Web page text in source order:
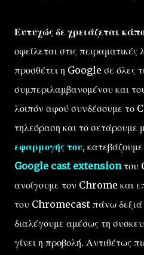
Ευτυχώς δε χρειάζεται
οφείλεται στις πειραματικές
προσθέτει η Google σε όλες
συμπεριλαμβανομένου και
λοιπόν αφού συνδέσουμε το
τηλεόραση και το σετάρουμε
εφαρμογής του,
Google cast extensionτου
ανοίγουμε τον Chrome και
του Chromecast πάνω δεξιά
διαλέγουμε αμέσως τη
γίνει η προβολή. Αντιθέτως